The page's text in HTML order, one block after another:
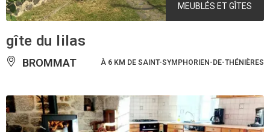
MEUBLÉS ET GÎTES
gîte du lilas
BROMMAT À 6 KM DE SAINT-SYMPHORIEN-DE-THÉNIÈRES